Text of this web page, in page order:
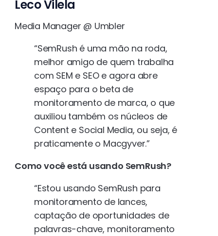
Leco Vilela
Media Manager @ Umbler
“SemRush é uma mão na roda,
melhor amigo de quem trabalha
com SEM e SEO e agora abre
espaço para o beta de
monitoramento de marca, o que
auxiliou também os núcleos de
Content e Social Media, ou seja, é
praticamente o Macgyver.”
Como você está usando SemRush?
“Estou usando SemRush para
monitoramento de lances,
captação de oportunidades de
palavras-chave, monitoramento